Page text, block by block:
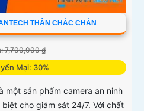
THÂN CHẮC CHẮN
7,700,000 ₫
Mại: 30%
một sản phẩm camera an ninh
cho giám sát 24/7. Với chất